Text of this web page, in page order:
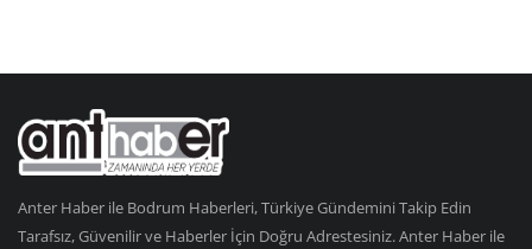
Anter Haber ile Bodrum Haberleri, Türkiye Gündemini Takip Edin
Tarafsız, Güvenilir ve Haberler İçin Doğru Adrestesiniz. Anter Haber ile